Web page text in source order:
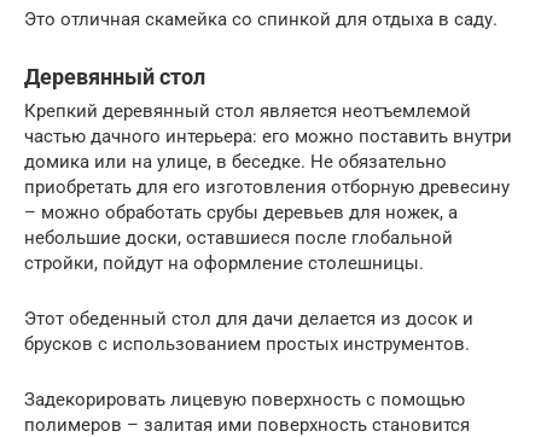
Это отличная скамейка со спинкой для отдыха в саду.
Деревянный стол
Крепкий деревянный стол является неотъемлемой
частью дачного интерьера: его можно поставить внутри
домика или на улице, в беседке. Не обязательно
приобретать для его изготовления отборную древесину
– можно обработать срубы деревьев для ножек, а
небольшие доски, оставшиеся после глобальной
стройки, пойдут на оформление столешницы.
Этот обеденный стол для дачи делается из досок и
брусков с использованием простых инструментов.
Задекорировать лицевую поверхность с помощью
полимеров – залитая ими поверхность становится